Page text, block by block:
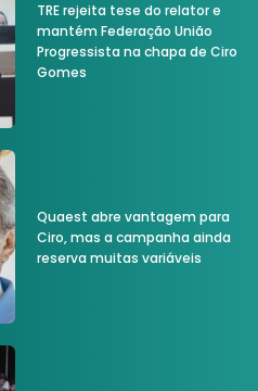
TRE rejeita tese do relator e
mantém Federação União
Progressista na chapa de Ciro
Gomes
Quaest abre vantagem para
Ciro, mas a campanha ainda
reserva muitas variáveis